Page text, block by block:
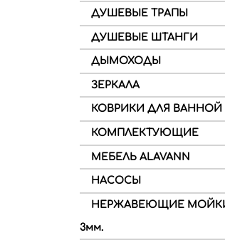
ДУШЕВЫЕ ТРАПЫ
ДУШЕВЫЕ ШТАНГИ
ДЫМОХОДЫ
ЗЕРКАЛА
КОВРИКИ ДЛЯ ВАННОЙ
КОМПЛЕКТУЮЩИЕ
МЕБЕЛЬ ALAVANN
НАСОСЫ
НЕРЖАВЕЮЩИЕ
3мм.